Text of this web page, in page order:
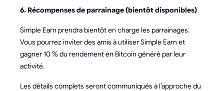
6. Récompenses de parrainage (bientôt disponibles)
Simple Earn prendra bientôt en charge les parrainages.
Vous pourrez inviter des amis à utiliser Simple Earn et
gagner 10 % du rendement en Bitcoin généré par leur
activité.
Les détails complets seront communiqués à l’approche du